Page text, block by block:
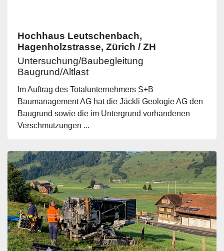
Hochhaus Leutschenbach,
Hagenholzstrasse, Zürich / ZH
Untersuchung/Baubegleitung
Baugrund/Altlast
Im Auftrag des Totalunternehmers S+B
Baumanagement AG hat die Jäckli Geologie AG den
Baugrund sowie die im Untergrund vorhandenen
Verschmutzungen ...